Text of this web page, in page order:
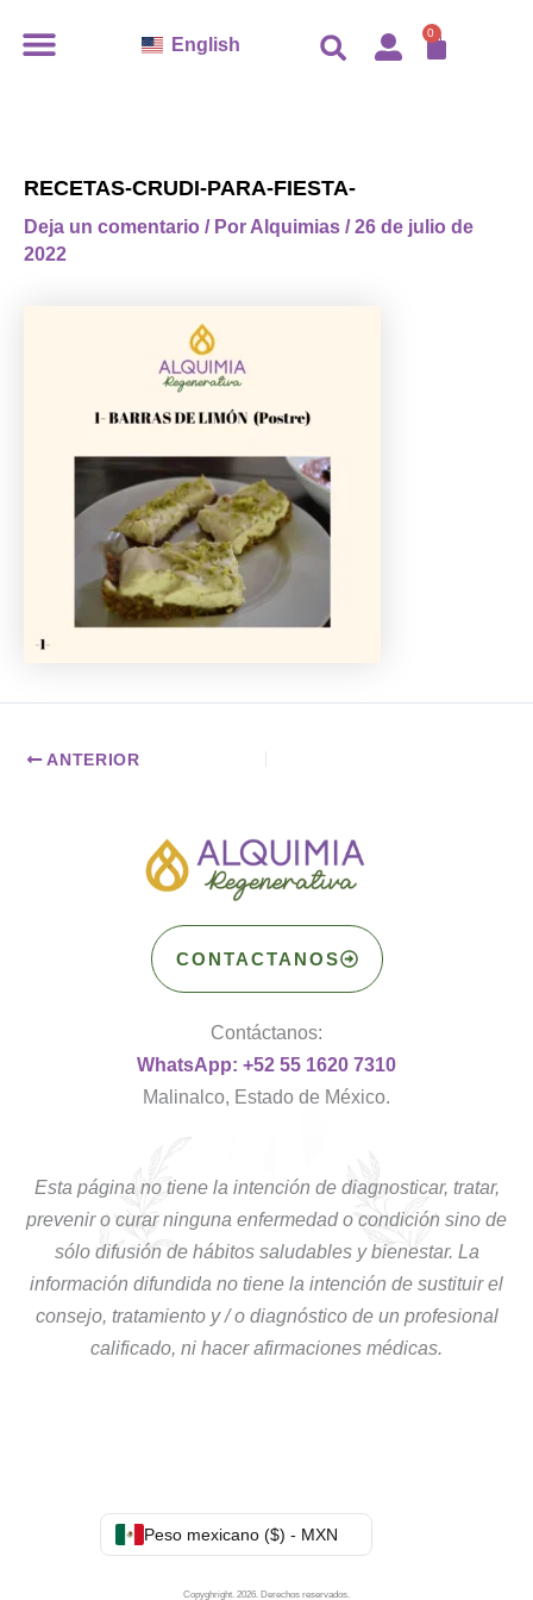
English 0
RECETAS-CRUDI-PARA-FIESTA-
Deja un comentario / Por Alquimias /26 de julio de
2022
ANTERIOR
CONTACTANOS
Contáctanos:
WhatsApp: +52 55 1620 7310
Malinalco, Estado de México.
Esta página no tiene la intención de diagnosticar, tratar,
prevenir o curar ninguna enfermedad o condición sino de
sólo difusión de hábitos saludables y bienestar. La
información difundida no tiene la intención de sustituir el
consejo, tratamiento y / o diagnóstico de un profesional
calificado, ni hacer afirmaciones médicas.
Peso mexicano ($) - MXN
Copyghright. 2026. Derechos reservados.